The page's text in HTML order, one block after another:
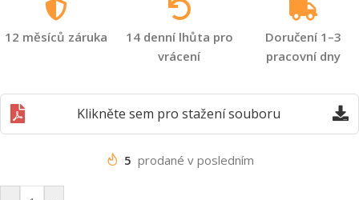
12 měsíců záruka
14 denní lhůta pro
vrácení
Doručení 1–3
pracovní dny
Klikněte sem pro stažení souboru
5 prodané v posledním